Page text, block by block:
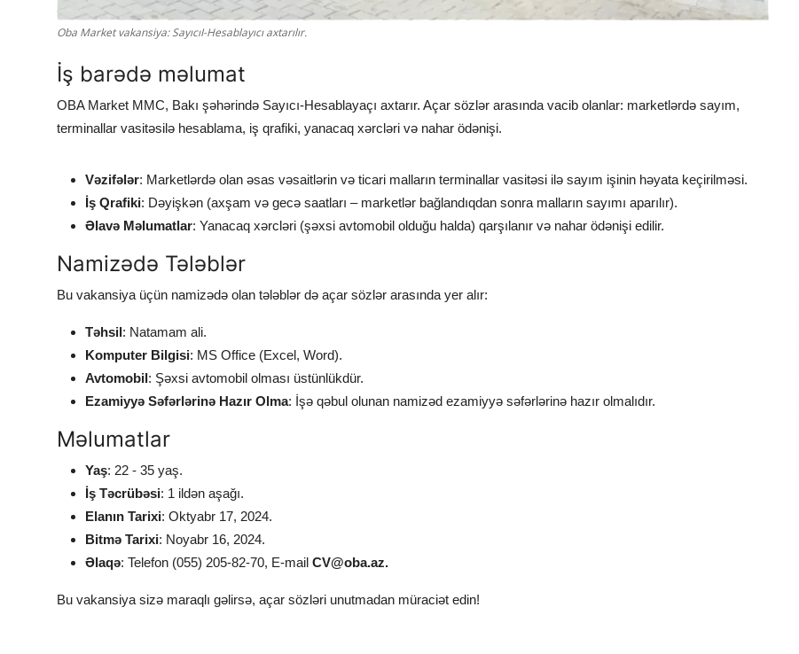
Oba Market vakansiya: SayıcıI-Hesablayıcı axtarılır.
İş barədə məlumat
OBA Market MMC, Bakı şəhərində Sayıcı-Hesablayaçı axtarır. Açar sözlər arasında vacib olanlar: marketlərdə sayım,
terminallar vasitəsilə hesablama, iş qrafiki, yanacaq xərcləri və nahar ödənişi.
Vəzifələr: Marketlərdə olan əsas vəsaitlərin və ticari malların terminallar vasitəsi ilə sayım işinin həyata keçirilməsi.
İş Qrafiki: Dəyişkən (axşam və gecə saatları – marketlər bağlandıqdan sonra malların sayımı aparılır).
Əlavə Məlumatlar: Yanacaq xərcləri (şəxsi avtomobil olduğu halda) qarşılanır və nahar ödənişi edilir.
Namizədə Tələblər
Bu vakansiya üçün namizədə olan tələblər də açar sözlər arasında yer alır:
Təhsil: Natamam ali.
Komputer Bilgisi: MS Office (Excel, Word).
Avtomobil: Şəxsi avtomobil olması üstünlükdür.
Ezamiyyə Səfərlərinə Hazır Olma: İşə qəbul olunan namizəd ezamiyyə səfərlərinə hazır olmalıdır.
Məlumatlar
Yaş: 22 - 35 yaş.
İş Təcrübəsi: 1 ildən aşağı.
Elanın Tarixi: Oktyabr 17, 2024.
Bitmə Tarixi: Noyabr 16, 2024.
Əlaqə: Telefon (055) 205-82-70, E-mail CV@oba.az.
Bu vakansiya sizə maraqlı gəlirsə, açar sözləri unutmadan müraciət edin!